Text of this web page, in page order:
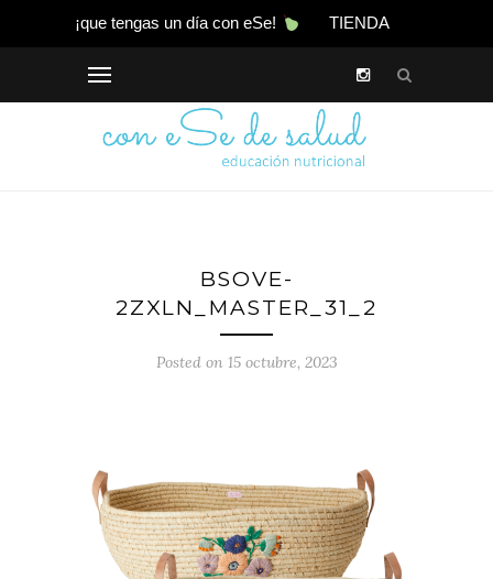
¡que tengas un día con eSe! TIENDA
BSOVE-
2ZXLN_MASTER_31_2
Posted on 15 octubre, 2023